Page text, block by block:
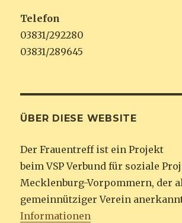
Telefon
03831/292280
03831/289645
ÜBER DIESE WEBSITE
Der Frauentreff ist ein Projekt
beim VSP Verbund für soziale
Mecklenburg-Vorpommern, der
gemeinnütziger Verein
Informationen